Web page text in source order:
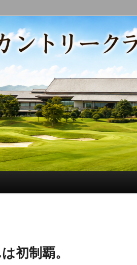
支配人ブログ
ルフに関する随筆、喜怒哀楽などを気まぐ
初制覇。